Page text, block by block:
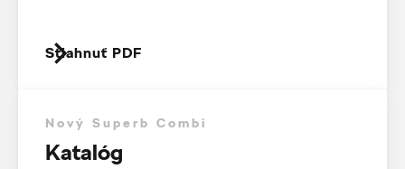
Stiahnuť PDF
Nový Superb Combi
Katalóg